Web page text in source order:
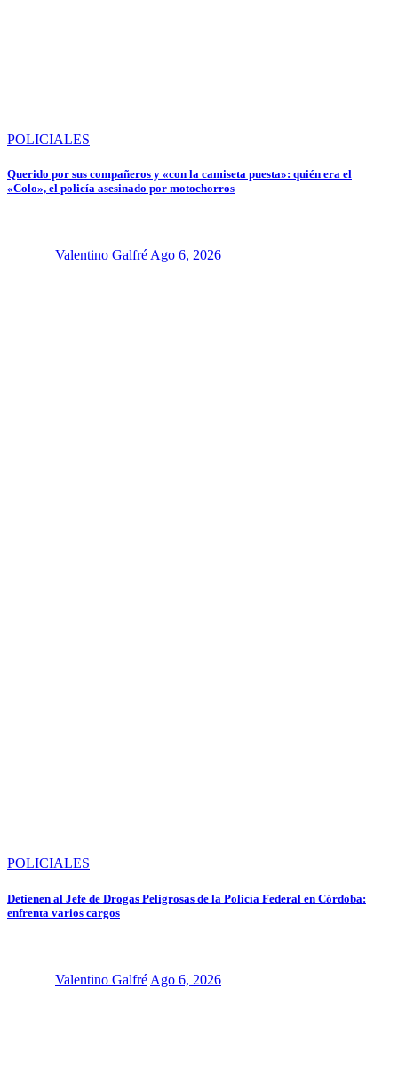
POLICIALES
Querido por sus compañeros y «con la camiseta puesta»: quién era el
«Colo», el policía asesinado por motochorros
Valentino Galfré Ago 6, 2026
POLICIALES
Detienen al Jefe de Drogas Peligrosas de la Policía Federal en Córdoba:
enfrenta varios cargos
Valentino Galfré Ago 6, 2026